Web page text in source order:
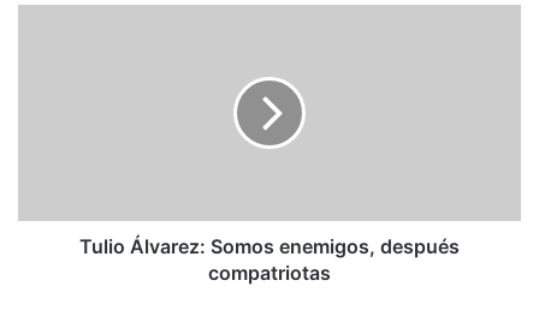
manipuladores
Tulio Álvarez: Somos enemigos, después
compatriotas